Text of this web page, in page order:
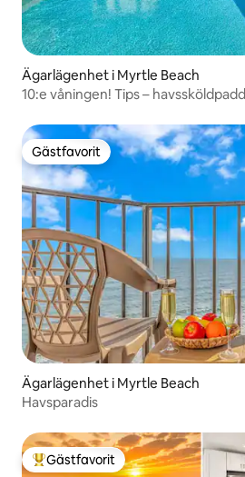
Ägarlägenhet i Myrtle Beach
10:e våningen! Tips –
Gästfavorit
Gästfavorit
Ägarlägenhet i Myrtle Beach
Havsparadis
Populär gästfavorit
Gästfavorit